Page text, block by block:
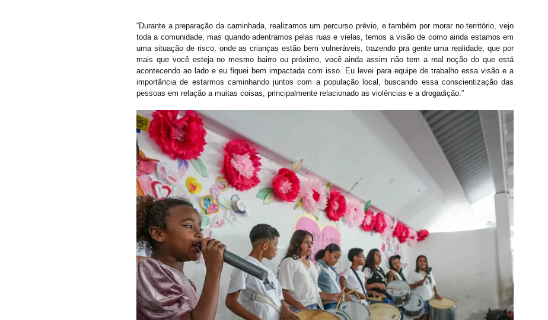
“Durante a preparação da caminhada, realizamos um percurso prévio, e também por morar no território, vejo
toda a comunidade, mas quando adentramos pelas ruas e vielas, temos a visão de como ainda estamos em
uma situação de risco, onde as crianças estão bem vulneráveis, trazendo pra gente uma realidade, que por
mais que você esteja no mesmo bairro ou próximo, você ainda assim não tem a real noção do que está
acontecendo ao lado e eu fiquei bem impactada com isso. Eu levei para equipe de trabalho essa visão e a
importância de estarmos caminhando juntos com a população local, buscando essa conscientização das
pessoas em relação a muitas coisas, principalmente relacionado as violências e a drogadição.”